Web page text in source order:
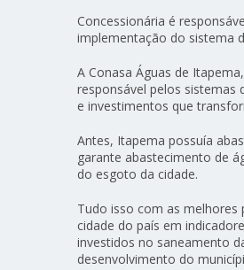
Concessionária é
implementação do sistema
A Conasa Águas de
responsável pelos sistemas
e investimentos que
Antes, Itapema possuía
garante abastecimento de
do esgoto da cidade.
Tudo isso com as melhores
cidade do país em
investidos no saneamento
desenvolvimento do